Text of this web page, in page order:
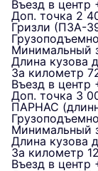
Въезд в центр
Доп. точка 2
Гризли (ПЗА-
Минимальный
Длина кузова
За километр
Въезд в центр
Доп. точка 3
ПАРНАС
Минимальный
Длина кузова
За километр
Въезд в центр